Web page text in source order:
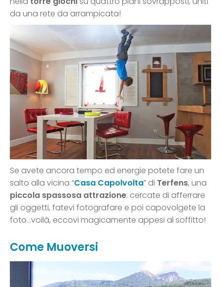
da una rete da arrampicata!
Se avete ancora tempo ed energie potete fare un
salto alla vicina “Casa Capolvolta” di Terfens, una
piccola spassosa attrazione: cercate di afferrare
gli oggetti, fatevi fotografare e poi capovolgete la
foto…voilà, eccovi magicamente appesi al soffitto!
Come Muoversi